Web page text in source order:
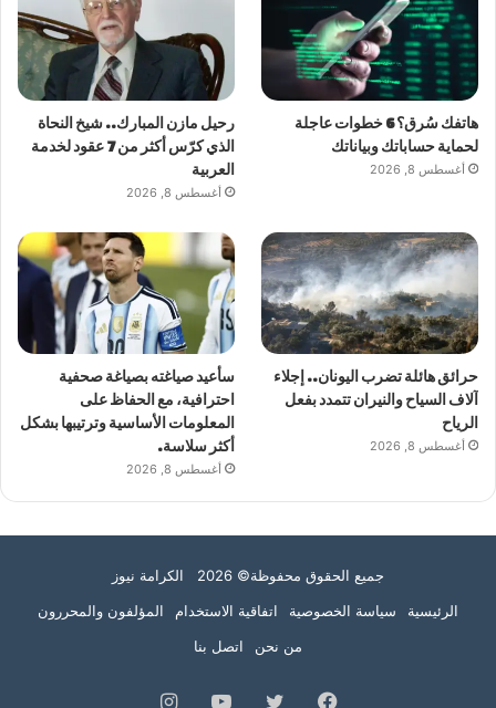
هاتفك سُرق؟ 6 خطوات عاجلة
لحماية حساباتك وبياناتك
أغسطس 8, 2026
رحيل مازن المبارك.. شيخ النحاة
الذي كرّس أكثر من 7 عقود لخدمة
العربية
أغسطس 8, 2026
حرائق هائلة تضرب اليونان.. إجلاء
آلاف السياح والنيران تتمدد بفعل
الرياح
أغسطس 8, 2026
سأعيد صياغته بصياغة صحفية
احترافية، مع الحفاظ على
المعلومات الأساسية وترتيبها بشكل
أكثر سلاسة.
أغسطس 8, 2026
جميع الحقوق محفوظة© 2026 الكرامة نيوز
الرئيسية
سياسة الخصوصية اتفاقية الاستخدام
المؤلفون والمحررون
من نحن
اتصل بنا
فيسبوك تويتر يوتيوبانستقرام